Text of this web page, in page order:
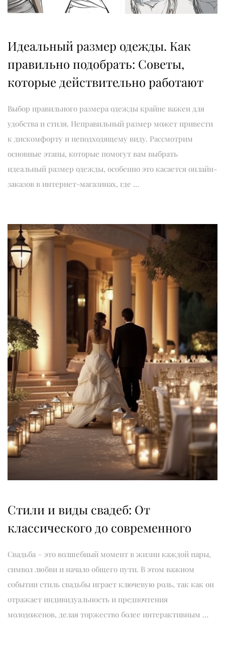
Идеальный размер одежды. Как
правильно подобрать: Советы,
которые действительно работают
Выбор правильного размера одежды крайне важен для
удобства и стиля. Неправильный размер может привести
к дискомфорту и неподходящему виду. Рассмотрим
основные этапы, которые помогут вам выбрать
идеальный размер одежды, особенно это касается онлайн-
заказов в интернет-магазинах, где …
Стили и виды свадеб: От
классического до современного
Свадьба – это волшебный момент в жизни каждой пары,
символ любви и начало общего пути. В этом важном
событии стиль свадьбы играет ключевую роль, так как он
отражает индивидуальность и предпочтения
молодоженов, делая торжество более интерактивным …